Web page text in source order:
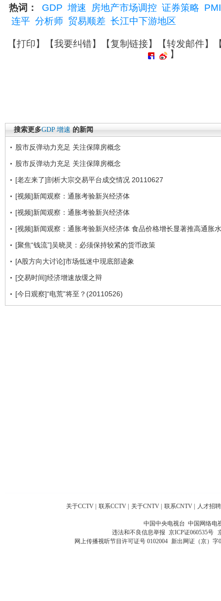
热词： GDP 增速 房地产市场调控 证券策略 PMI
连平 分析师 贸易顺差 长江中下游地区
【打印】【我要纠错】【复制链接】【转发邮件】
】
搜索更多GDP 增速 的新闻
股市反弹动力充足 关注保障房概念
股市反弹动力充足 关注保障房概念
[老左来了]剖析大宗交易平台成交情况 20110627
[视频]新闻观察：通胀考验新兴经济体
[视频]新闻观察：通胀考验新兴经济体
[视频]新闻观察：通胀考验新兴经济体 食品价格增长显著推高通胀
[聚焦“钱流”]吴晓灵：必须保持较紧的货币政策
[A股方向大讨论]市场低迷中现底部迹象
[交易时间]经济增速放缓之辩
[今日观察]“电荒”将至？(20110526)
关于CCTV 联系CCTV 关于CNTV 联系CNTV 人才招聘
中国中央电视台 中国网络电
违法和不良信息举报 京ICP证060535号
网上传播视听节目许可证号 0102004 新出网证（京）